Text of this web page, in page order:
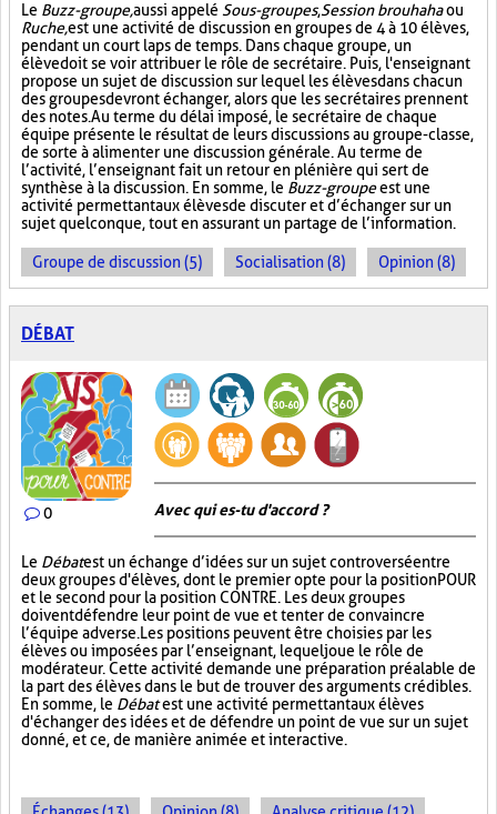
Le Buzz-groupe,aussi appelé Sous-groupes,Session brouhahaou
Ruche,est une activité de discussion en groupes de 4 à 10 élèves,
pendant un court laps de temps. Dans chaque groupe, un
élève doit se voir attribuer le rôle de secrétaire. Puis, l'enseignant
propose un sujet de discussion sur lequel les élèves dans chacun
des groupes devront échanger, alors que les secrétaires prennent
des notes. Au terme du délai imposé, le secrétaire de chaque
équipe présente le résultat de leurs discussions au groupe-classe,
de sorte à alimenter une discussion générale. Au terme de
l’activité, l’enseignant fait un retour en plénière qui sert de
synthèse à la discussion. En somme, le Buzz-groupeest une
activité permettant aux élèves de discuter et d’échanger sur un
sujet quelconque, tout en assurant un partage de l’information.
Groupe de discussion (5) Socialisation (8) Opinion (8)
DÉBAT
0 Avec qui es-tu d'accord ?
Le Débatest un échange d’idées sur un sujet controversé entre
deux groupes d'élèves, dont le premier opte pour la position POUR
et le second pour la position CONTRE. Les deux groupes
doivent défendre leur point de vue et tenter de convaincre
l’équipe adverse. Les positions peuvent être choisies par les
élèves ou imposées par l’enseignant, lequel joue le rôle de
modérateur. Cette activité demande une préparation préalable de
la part des élèves dans le but de trouver des arguments crédibles.
En somme, le Débatest une activité permettant aux élèves
d'échanger des idées et de défendre un point de vue sur un sujet
donné, et ce, de manière animée et interactive.